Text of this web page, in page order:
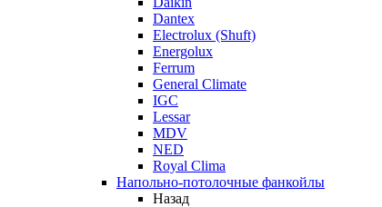
Dantex
Electrolux (Shuft)
Energolux
Ferrum
General Climate
IGC
Lessar
MDV
NED
Royal Clima
Напольно-потолочные фанкойлы
Назад